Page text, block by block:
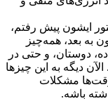
ایشون پیش رفتم،
به بعد، همه‌چیز
دوستان، و حتی در
دیگه به این چیزها
وقت‌ها مشکلات
باشه.